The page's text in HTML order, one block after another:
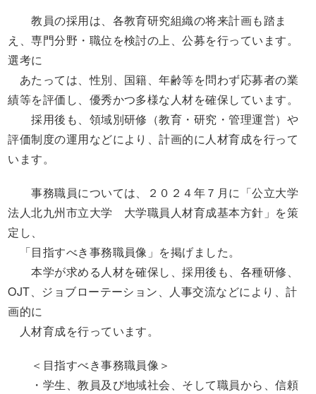
教員の採用は、各教育研究組織の将来計画も踏ま
え、専門分野・職位を検討の上、公募を行っています。
選考に
あたっては、性別、国籍、年齢等を問わず応募者の業
績等を評価し、優秀かつ多様な人材を確保しています。
採用後も、領域別研修（教育・研究・管理運営）や
評価制度の運用などにより、計画的に人材育成を行って
います。
事務職員については、２０２４年７月に「公立大学
法人北九州市立大学 大学職員人材育成基本方針」を策
定し、
「目指すべき事務職員像」を掲げました。
本学が求める人材を確保し、採用後も、各種研修、
OJT、ジョブローテーション、人事交流などにより、計
画的に
人材育成を行っています。
＜目指すべき事務職員像＞
・学生、教員及び地域社会、そして職員から、信頼